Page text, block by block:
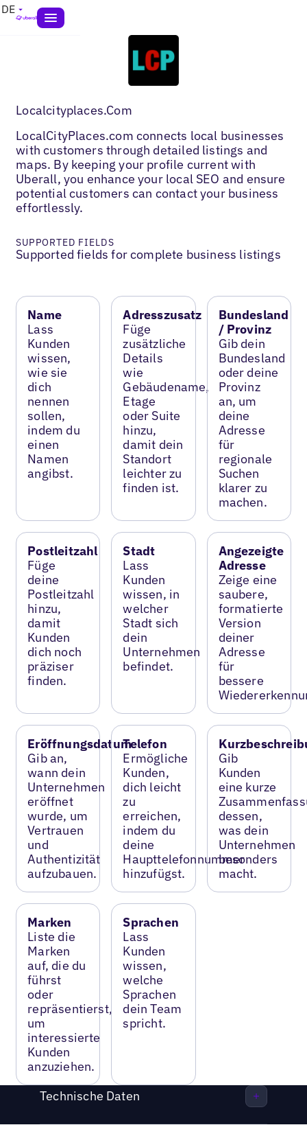
DE
Localcityplaces.Com
LocalCityPlaces.com connects local businesses
with customers through detailed listings and
maps. By keeping your profile current with
Uberall, you enhance your local SEO and ensure
potential customers can contact your business
effortlessly.
SUPPORTED FIELDS
Supported fields for complete business listings
Name
Lass
Kunden
wissen,
wie sie
dich
nennen
sollen,
indem du
einen
Namen
angibst.
Adresszusatz
Füge
zusätzliche
Details
wie
Gebäudename,
Etage
oder Suite
hinzu,
damit dein
Standort
leichter zu
finden ist.
Bundesland
/ Provinz
Gib dein
Bundesland
oder deine
Provinz
an, um
deine
Adresse
für
regionale
Suchen
klarer zu
machen.
Postleitzahl
Füge
deine
Postleitzahl
hinzu,
damit
Kunden
dich noch
präziser
finden.
Stadt
Lass
Kunden
wissen, in
welcher
Stadt sich
dein
Unternehmen
befindet.
Angezeigte
Adresse
Zeige eine
saubere,
formatierte
Version
deiner
Adresse
für
bessere
Eröffnungsdatum
Gib an,
wann dein
Unternehmen
eröffnet
wurde, um
Vertrauen
und
Authentizität
aufzubauen.
Telefon
Ermögliche
Kunden,
dich leicht
zu
erreichen,
indem du
deine
Haupttelefonnummer
hinzufügst.
Gib
Kunden
eine kurze
dessen,
was dein
Unternehmen
besonders
macht.
Marken
Liste die
Marken
auf, die du
führst
oder
repräsentierst,
um
interessierte
Kunden
anzuziehen.
Sprachen
Lass
Kunden
wissen,
welche
Sprachen
dein Team
spricht.
Technische Daten